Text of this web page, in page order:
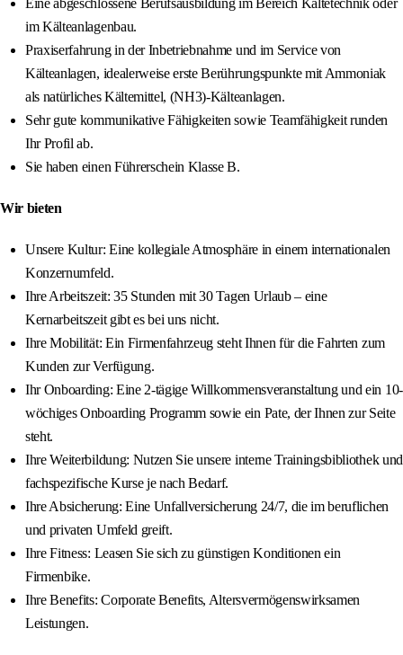
Eine abgeschlossene Berufsausbildung im Bereich Kältetechnik oder
im Kälteanlagenbau.
Praxiserfahrung in der Inbetriebnahme und im Service von
Kälteanlagen, idealerweise erste Berührungspunkte mit Ammoniak
als natürliches Kältemittel, (NH3)-Kälteanlagen.
Sehr gute kommunikative Fähigkeiten sowie Teamfähigkeit runden
Ihr Profil ab.
Sie haben einen Führerschein Klasse B.
Wir bieten
Unsere Kultur: Eine kollegiale Atmosphäre in einem internationalen
Konzernumfeld.
Ihre Arbeitszeit: 35 Stunden mit 30 Tagen Urlaub – eine
Kernarbeitszeit gibt es bei uns nicht.
Ihre Mobilität: Ein Firmenfahrzeug steht Ihnen für die Fahrten zum
Kunden zur Verfügung.
Ihr Onboarding: Eine 2-tägige Willkommensveranstaltung und ein 10-
wöchiges Onboarding Programm sowie ein Pate, der Ihnen zur Seite
steht.
Ihre Weiterbildung: Nutzen Sie unsere interne Trainingsbibliothek und
fachspezifische Kurse je nach Bedarf.
Ihre Absicherung: Eine Unfallversicherung 24/7, die im beruflichen
und privaten Umfeld greift.
Ihre Fitness: Leasen Sie sich zu günstigen Konditionen ein
Firmenbike.
Ihre Benefits: Corporate Benefits, Altersvermögenswirksamen
Leistungen.